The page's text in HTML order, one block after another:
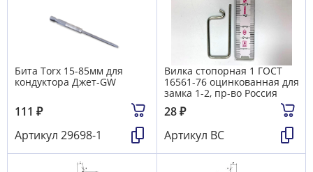
Бита Torx 15-85мм для
кондуктора Джет-GW
111 ₽
Артикул 29698-1
Вилка стопорная 1 ГОСТ
16561-76 оцинкованная для
замка 1-2, пр-во Россия
28₽
Артикул ВС